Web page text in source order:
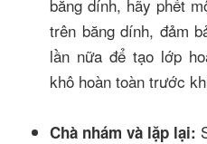
băng dính, hãy phết
trên băng dính, đảm
lần nữa để tạo lớp
khô hoàn toàn trước
Chà nhám và lặp lại: